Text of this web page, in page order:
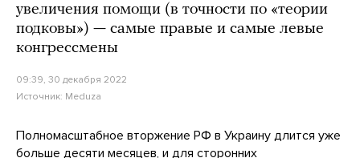
увеличения помощи (в точности по «теории
подковы») — самые правые и самые левые
конгрессмены
09:39, 30 декабря 2022
Источник: Meduza
Полномасштабное вторжение РФ в Украину длится уже
больше десяти месяцев, и для сторонних